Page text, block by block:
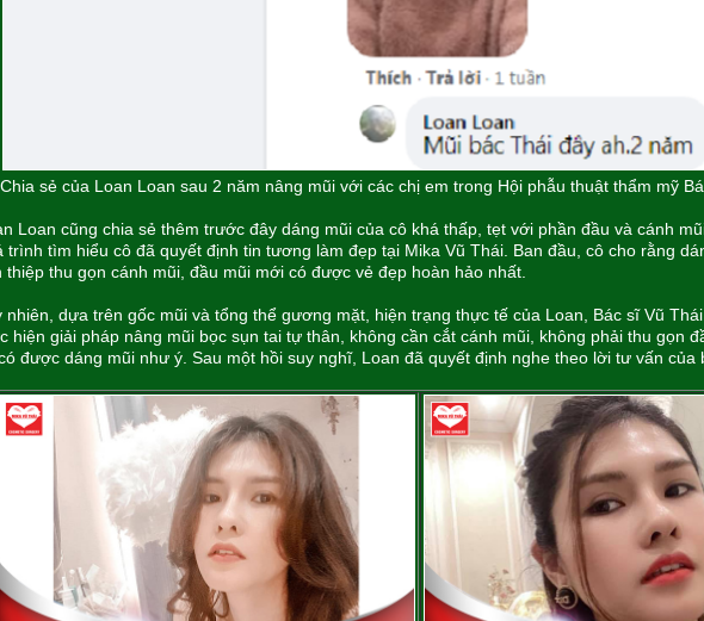
Chia sẻ của Loan Loan sau 2 năm nâng mũi với các chị em trong Hội phẫu thuật thẩm mỹ
Loan cũng chia sẻ thêm trước đây dáng mũi của cô khá thấp, tẹt với phần đầu và cánh
trình tìm hiểu cô đã quyết định tin tương làm đẹp tại Mika Vũ Thái. Ban đầu, cô cho rằng
thiệp thu gọn cánh mũi, đầu mũi mới có được vẻ đẹp hoàn hảo nhất.
nhiên, dựa trên gốc mũi và tổng thể gương mặt, hiện trạng thực tế của Loan, Bác sĩ Vũ
hiện giải pháp nâng mũi bọc sụn tai tự thân, không cần cắt cánh mũi, không phải thu gọn
được dáng mũi như ý. Sau một hồi suy nghĩ, Loan đã quyết định nghe theo lời tư vấn của